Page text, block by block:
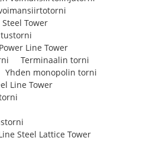
Tower
Power Line Tower
Terminaalin torni
Yhden monopolin torni
Line Tower
Steel Lattice Tower